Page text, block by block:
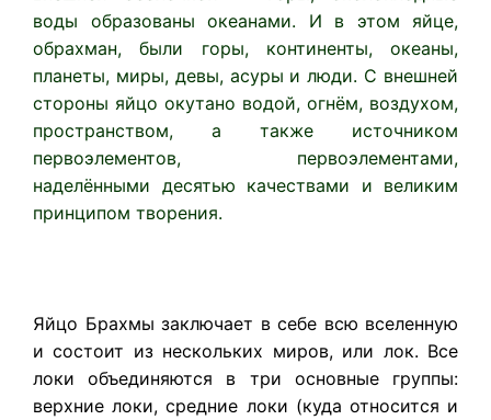
воды образованы океанами. И в этом яйце,
обрахман, были горы, континенты, океаны,
планеты, миры, девы, асуры и люди. С внешней
стороны яйцо окутано водой, огнём, воздухом,
пространством, а также источником
первоэлементов, первоэлементами,
наделёнными десятью качествами и великим
принципом творения.
Яйцо Брахмы заключает в себе всю вселенную
и состоит из нескольких миров, или лок. Все
локи объединяются в три основные группы:
верхние локи, средние локи (куда относится и